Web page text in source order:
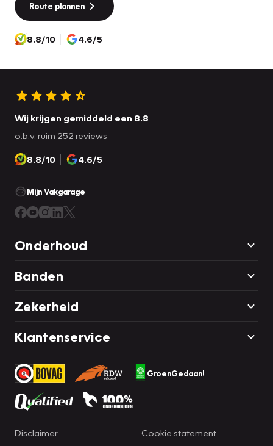
Route plannen
8.8/10 4.6/5
Wij krijgen gemiddeld een 8.8
o.b.v. ruim 252 reviews
8.8/10 4.6/5
Mijn Vakgarage
Onderhoud
Banden
Zekerheid
Klantenservice
GroenGedaan!
Disclaimer
Cookie statement